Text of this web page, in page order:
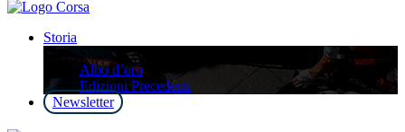
Storia
Storia
Albo d’oro
Edizioni Precedenti
Newsletter